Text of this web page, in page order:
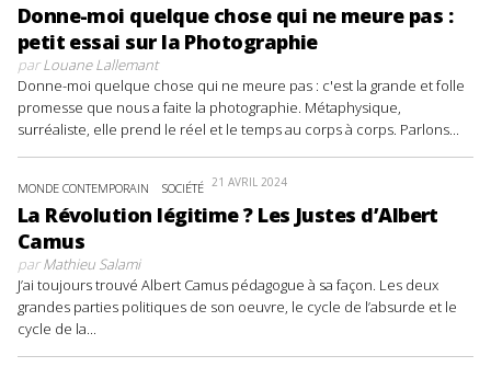
Donne-moi quelque chose qui ne meure pas :
petit essai sur la Photographie
parLouane Lallemant
Donne-moi quelque chose qui ne meure pas : c'est la grande et folle
promesse que nous a faite la photographie. Métaphysique,
surréaliste, elle prend le réel et le temps au corps à corps. Parlons...
MONDE CONTEMPORAIN SOCIÉTÉ 21 AVRIL 2024
La Révolution légitime ? Les Justes d’Albert
Camus
parMathieu Salami
J’ai toujours trouvé Albert Camus pédagogue à sa façon. Les deux
grandes parties politiques de son oeuvre, le cycle de l’absurde et le
cycle de la...